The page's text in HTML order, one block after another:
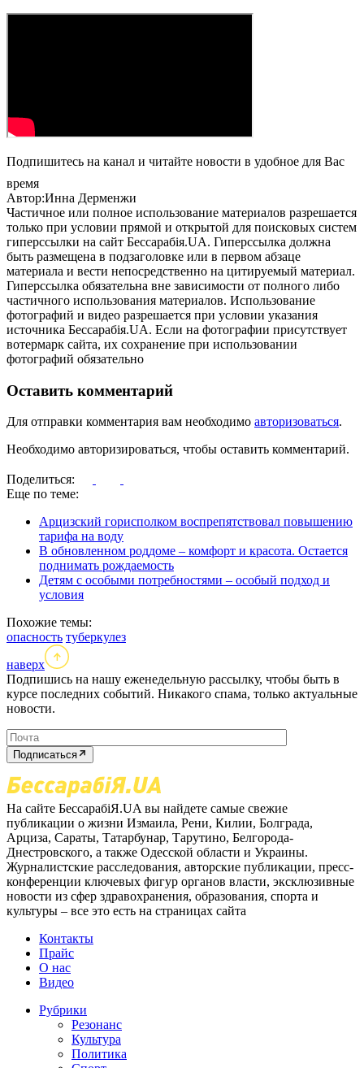
Подпишитесь на канал и читайте новости в удобное для Вас
время
Автор:Инна Дерменжи
Частичное или полное использование материалов разрешается
только при условии прямой и открытой для поисковых систем
гиперссылки на сайт Бессарабія.UA. Гиперссылка должна
быть размещена в подзаголовке или в первом абзаце
материала и вести непосредственно на цитируемый материал.
Гиперссылка обязательна вне зависимости от полного либо
частичного использования материалов. Использование
фотографий и видео разрешается при условии указания
источника Бессарабія.UA. Если на фотографии присутствует
вотермарк сайта, их сохранение при использовании
фотографий обязательно
Оставить комментарий
Для отправки комментария вам необходимо авторизоваться.
Необходимо авторизироваться, чтобы оставить комментарий.
Поделиться:
Еще по теме:
Арцизский горисполком воспрепятствовал повышению
тарифа на воду
В обновленном роддоме – комфорт и красота. Остается
поднимать рождаемость
Детям с особыми потребностями – особый подход и
условия
Похожие темы:
опасность туберкулез
наверх
Подпишись на нашу еженедельную рассылку, чтобы быть в
курсе последних событий. Никакого спама, только актуальные
новости.
Подписаться
На сайте БессарабіЯ.UA вы найдете самые свежие
публикации о жизни Измаила, Рени, Килии, Болграда,
Арциза, Сараты, Татарбунар, Тарутино, Белгорода-
Днестровского, а также Одесской области и Украины.
Журналистские расследования, авторские публикации, пресс-
конференции ключевых фигур органов власти, эксклюзивные
новости из сфер здравохранения, образования, спорта и
культуры – все это есть на страницах сайта
Контакты
Прайс
О нас
Видео
Рубрики
Резонанс
Культура
Политика